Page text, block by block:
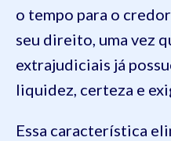
o tempo para o
seu direito, uma vez
extrajudiciais já
liquidez, certeza e
Essa característica